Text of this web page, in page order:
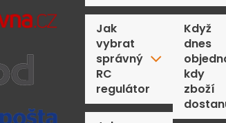
Jak
vybrat
správný
RC
regulátor
Když
dnes
kdy
zboží